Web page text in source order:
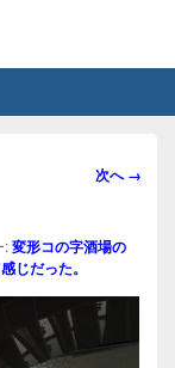
画
ビ
ー
シ
ョ
次へ →
:変形コの字酒場の
じだった。